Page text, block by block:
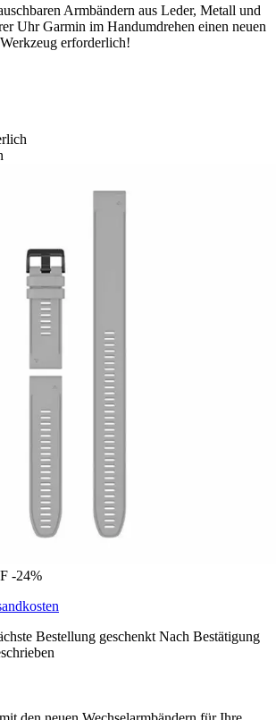
Armbändern aus Leder, Metall und
Uhr Garmin im Handumdrehen einen neuen
erforderlich!
-24%
Bestellung geschenkt Nach Bestätigung